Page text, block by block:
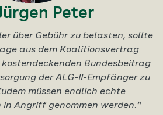
Peter
über Gebühr zu belasten, sollte
aus dem Koalitionsvertrag
kostendeckenden Bundesbeitrag
der ALG-II-Empfänger zu
müssen endlich echte
Angriff genommen werden.“